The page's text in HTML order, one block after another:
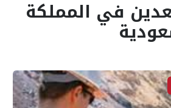
في المملكة